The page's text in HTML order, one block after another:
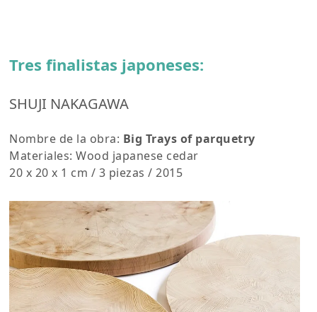
Tres finalistas japoneses:
SHUJI NAKAGAWA
Nombre de la obra: Big Trays of parquetry
Materiales: Wood japanese cedar
20 x 20 x 1 cm / 3 piezas / 2015